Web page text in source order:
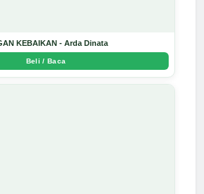
KEBAIKAN - Arda Dinata
Beli / Baca